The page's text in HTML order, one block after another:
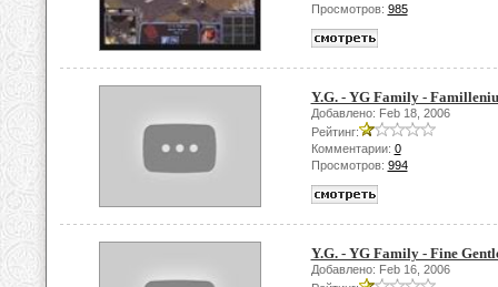
Просмотров: 985
Y.G. - YG Family -
Добавлено: Feb 18, 2006
Рейтинг:
Комментарии: 0
Просмотров: 994
Y.G. - YG Family - Fine
Добавлено: Feb 16, 2006